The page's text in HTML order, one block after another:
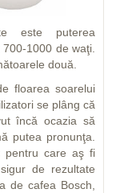
este puterea
1000 de waţi.
două.
floarea soarelui
se plâng că
încă ocazia să
putea pronunţa.
pentru care aş fi
de rezultate
de cafea Bosch,